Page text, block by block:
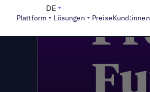
Plattform Lösungen PreiseKund:innen
DE
Local Marketing Beat